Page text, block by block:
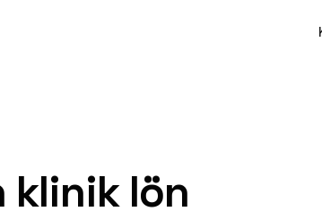
klinik lön